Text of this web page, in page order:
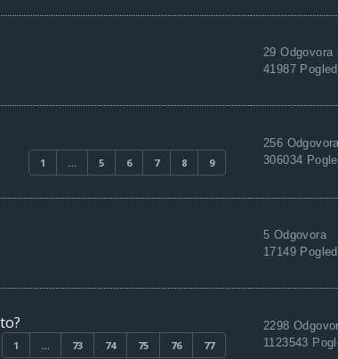
29 Odgovora
41987
1 … 5 6 7 8 9
256 Odgovora
306034
5 Odgovora
17149
1 … 73 74 75 76 77
2298
1123543